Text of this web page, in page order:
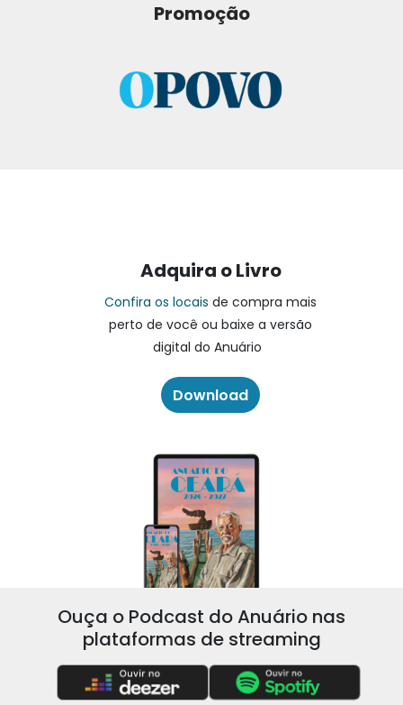
Promoção
Adquira o Livro
Confira os locais de compra mais
perto de você ou baixe a versão
digital do Anuário
Download
Ouça o Podcast do Anuário nas
plataformas de streaming